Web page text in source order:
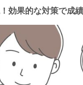
効果的な対策で成